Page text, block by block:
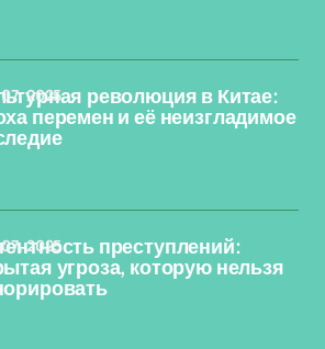
революция в Китае:
перемен и её неизгладимое
2025
преступлений:
угроза, которую нельзя
2025